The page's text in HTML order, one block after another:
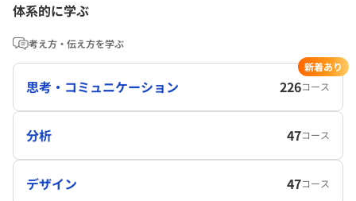
体系的に学ぶ
考え方・伝え方を学ぶ
思考・コミュニケーション 226コース
新着あり
分析 47コース
デザイン 47コース